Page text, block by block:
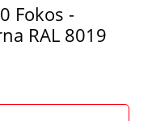
Fokos -
RAL 8019